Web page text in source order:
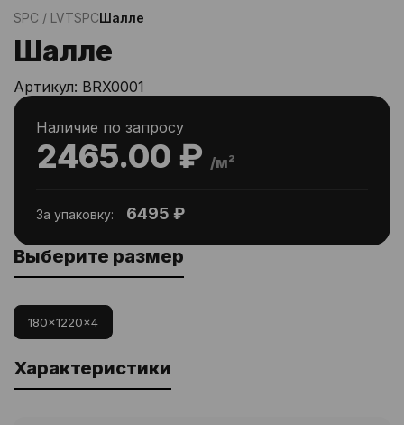
SPC / LVTSPCШалле
Шалле
Артикул: BRX0001
2465.00 ₽ /м²
Наличие по запросу
За упаковку: 6495 ₽
Выберите размер
180x1220x4
Характеристики